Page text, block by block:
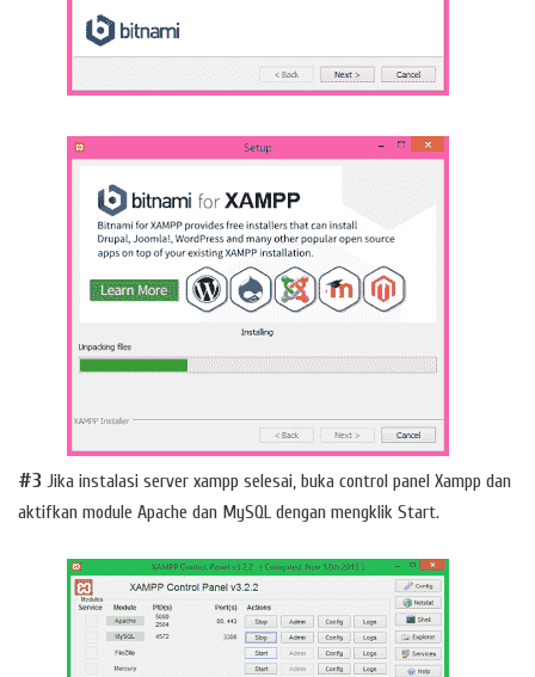
#3 Jika instalasi server xampp selesai, buka control panel Xampp dan
aktifkan module Apache dan MySQL dengan mengklik Start.